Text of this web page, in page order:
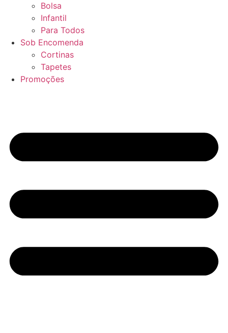
Bolsa
Infantil
Para Todos
Sob Encomenda
Cortinas
Tapetes
Promoções